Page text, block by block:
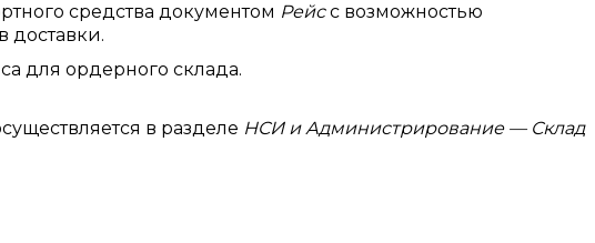
средства документом Рейсс возможностью
доставки.
для ордерного склада.
в разделе НСИ и Администрирование — Склад